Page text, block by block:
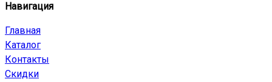
Навигация
Главная
Каталог
Контакты
Скидки